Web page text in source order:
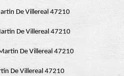
De Villereal 47210
De Villereal 47210
De Villereal 47210
De Villereal 47210